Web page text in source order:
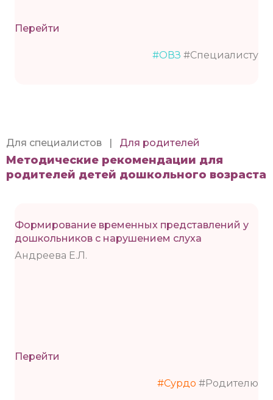
Перейти
#ОВЗ #Специалисту
Для специалистов | Для родителей
Методические рекомендации для
родителей детей дошкольного возраста
Формирование временных представлений у
дошкольников с нарушением слуха
Андреева Е.Л.
Перейти
#Сурдо #Родителю